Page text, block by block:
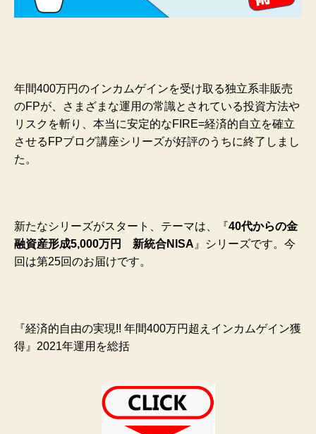
年間400万円のインカムゲインを受け取る独立系非販売
のFPが、さまざまな運用の常識とされている投資方法や
リスクを斬り、本当に安定的なFIRE=経済的自立を確立
させるFPブログ講座シリーズが好評のうちに終了しまし
た。
新たなシリーズがスタート、テーマは、『40代からの金
融資産形成5,000万円 新統合NISA 』シリーズです。今
回は第25回のお届けです。
『経済的自由の実現!! 年間400万円超えインカムゲイン獲
得』2021年運用を総括